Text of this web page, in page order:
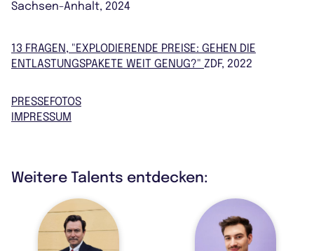
Sachsen-Anhalt, 2024
13 FRAGEN, "EXPLODIERENDE PREISE: GEHEN DIE
ENTLASTUNGSPAKETE WEIT GENUG?" ZDF, 2022
PRESSEFOTOS
IMPRESSUM
Weitere Talents entdecken: